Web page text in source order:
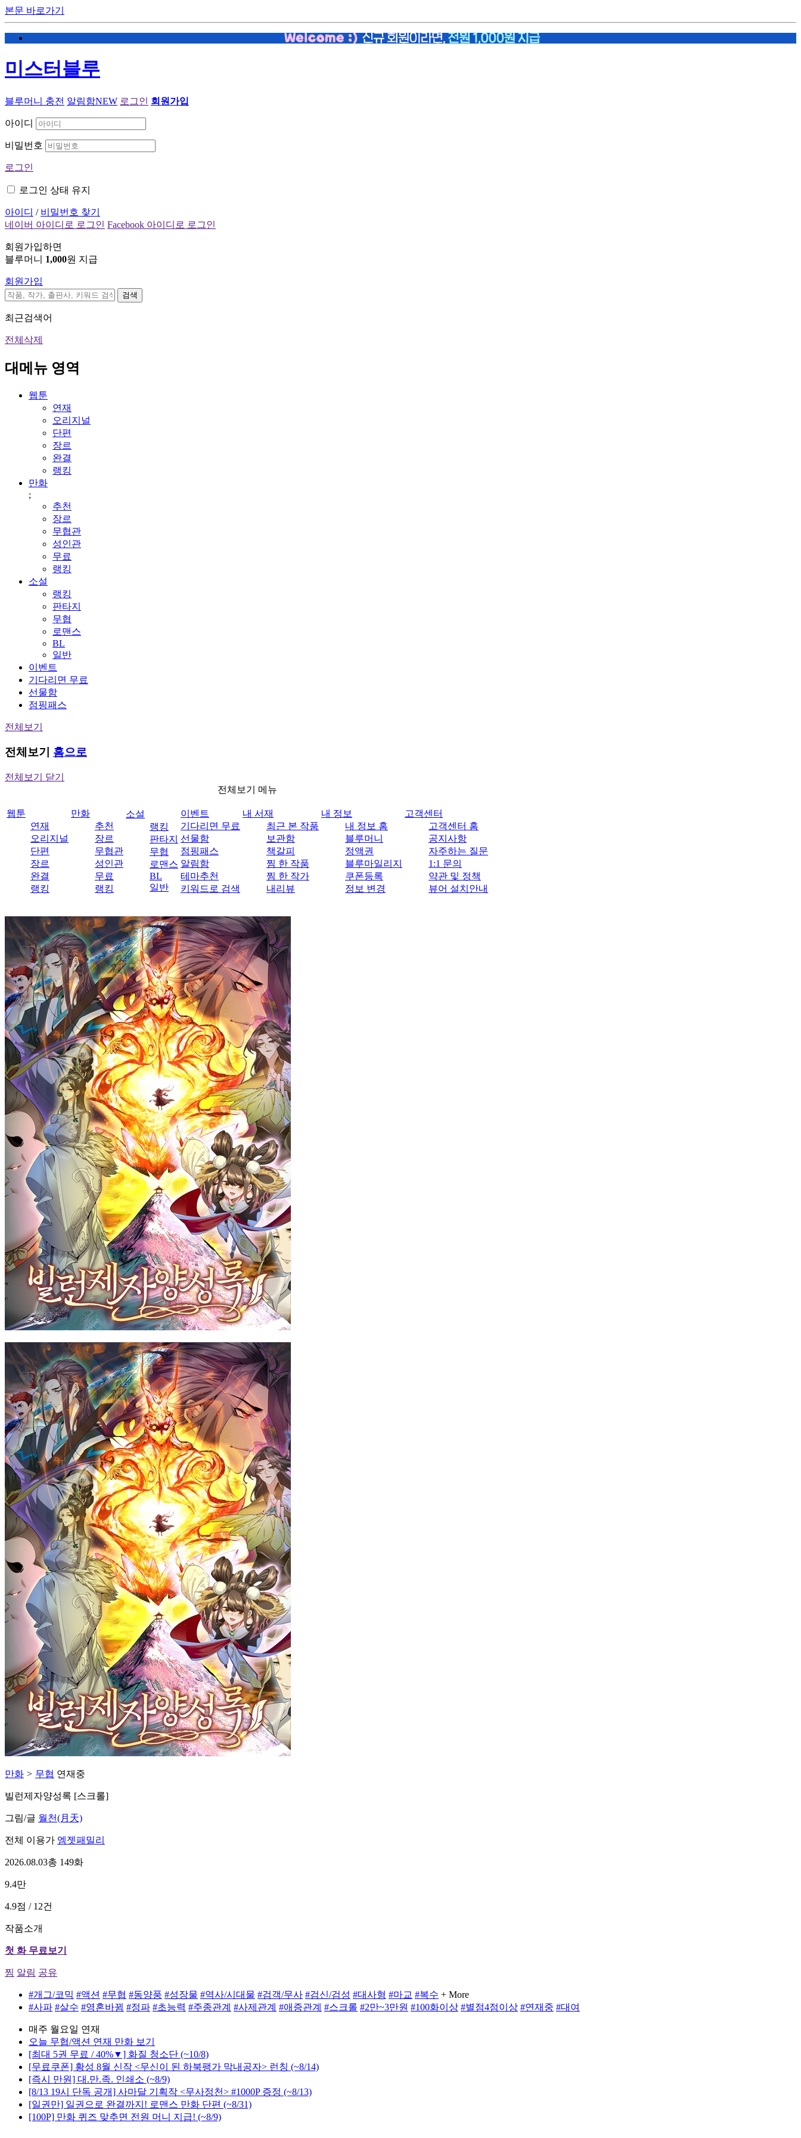
본문 바로가기
미스터블루
블루머니 충전 알림함NEW 로그인 회원가입
아이디
비밀번호
로그인
로그인 상태 유지
아이디 / 비밀번호 찾기
네이버 아이디로 로그인 Facebook 아이디로 로그인
회원가입하면
블루머니 1,000원 지급
회원가입
검색
최근검색어
전체삭제
대메뉴 영역
웹툰
연재
오리지널
단편
장르
완결
랭킹
만화
;
추천
장르
무협관
성인관
무료
랭킹
소설
랭킹
판타지
무협
로맨스
BL
일반
이벤트
기다리면 무료
선물함
점핑패스
전체보기
전체보기 홈으로
전체보기 닫기
전체보기 메뉴
웹툰
연재
오리지널
단편
장르
완결
랭킹
만화
추천
장르
무협관
성인관
무료
랭킹
소설
랭킹
판타지
무협
로맨스
BL
일반
이벤트
기다리면 무료
선물함
점핑패스
알림함
테마추천
키워드로 검색
내 서재
최근 본 작품
보관함
책갈피
찜 한 작품
찜 한 작가
내리뷰
내 정보
내 정보 홈
블루머니
정액권
블루마일리지
쿠폰등록
정보 변경
고객센터
고객센터 홈
공지사항
자주하는 질문
1:1 문의
약관 및 정책
뷰어 설치안내
만화 > 무협 연재중
빌런제자양성록 [스크롤]
그림/글 월천(月天)
전체 이용가 엠젯패밀리
2026.08.03총 149화
9.4만
4.9점 / 12건
작품소개
첫 화 무료보기
찜 알림 공유
#개그/코믹 #액션 #무협 #동양풍 #성장물 #역사/시대물 #검객/무사 #검신/검성 #대사형 #마교 #복수 + More
#사파 #살수 #영혼바뀜 #정파 #초능력 #주종관계 #사제관계 #애증관계 #스크롤 #2만~3만원 #100화이상 #별점4점이상 #연재중 #대여
매주 월요일 연재
오늘 무협/액션 연재 만화 보기
[최대 5권 무료 / 40%▼] 화질 청소단 (~10/8)
[무료쿠폰] 황성 8월 신작 <무신이 된 하북팽가 막내공자> 런칭 (~8/14)
[즉시 만원] 대.만.족. 인쇄소 (~8/9)
[8/13 19시 단독 공개] 사마달 기획작 <무사정천> #1000P 증정 (~8/13)
[일권만] 일권으로 완결까지! 로맨스 만화 단편 (~8/31)
[100P] 만화 퀴즈 맞추면 전원 머니 지급! (~8/9)